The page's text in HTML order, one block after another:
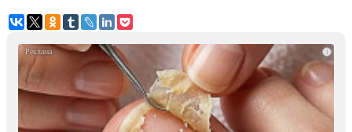
i